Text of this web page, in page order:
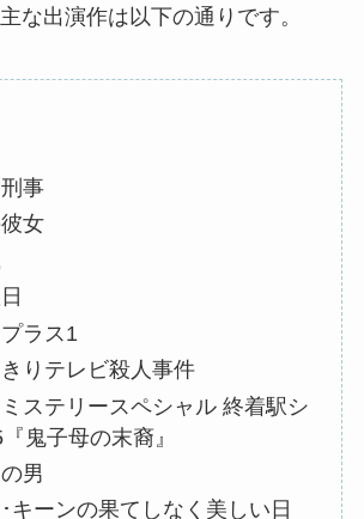
な出演作は以下の通りです。
事
女
ラス1
りテレビ殺人事件
ステリースペシャル 終着駅シ
鬼子母の末裔』
男
･キーンの果てしなく美しい日